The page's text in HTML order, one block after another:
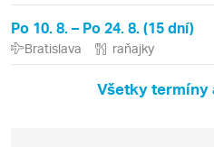
Po 10. 8. – Po 24. 8. (15 dní)
Bratislava raňajky
Všetky termíny